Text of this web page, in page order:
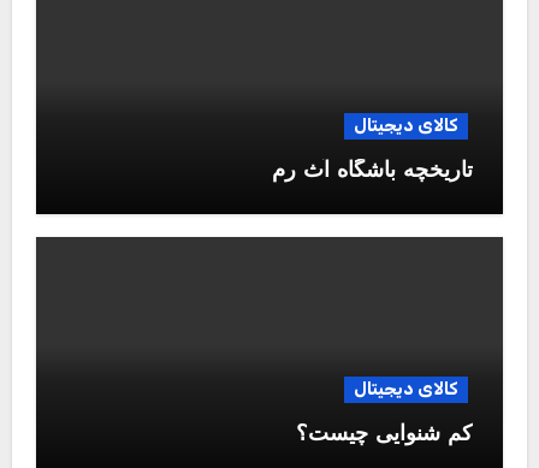
کالای دیجیتال
تاریخچه باشگاه آث رم
کالای دیجیتال
کم شنوایی چیست؟